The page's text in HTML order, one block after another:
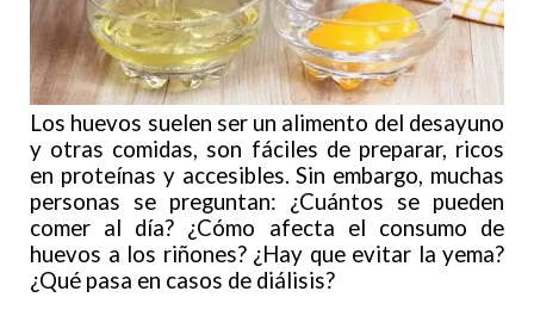
Los huevos suelen ser un alimento del desayuno
y otras comidas, son fáciles de preparar, ricos
en proteínas y accesibles. Sin embargo, muchas
personas se preguntan: ¿Cuántos se pueden
comer al día? ¿Cómo afecta el consumo de
huevos a los riñones? ¿Hay que evitar la yema?
¿Qué pasa en casos de diálisis?